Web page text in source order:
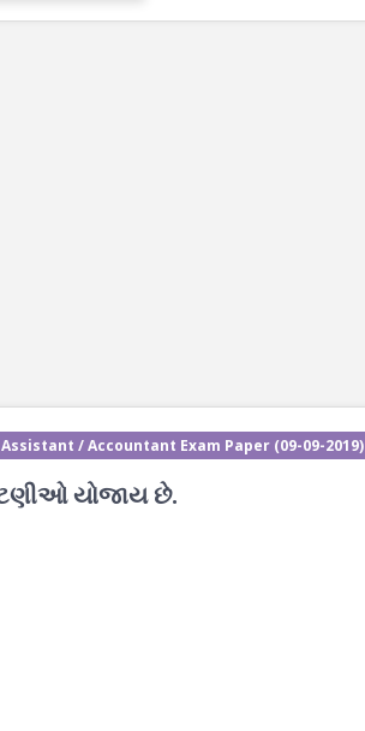
/ Accountant Exam Paper (09-09-2019)
યોજાય છે.